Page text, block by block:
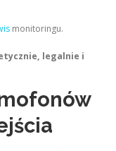
monitoringu.
legalnie i